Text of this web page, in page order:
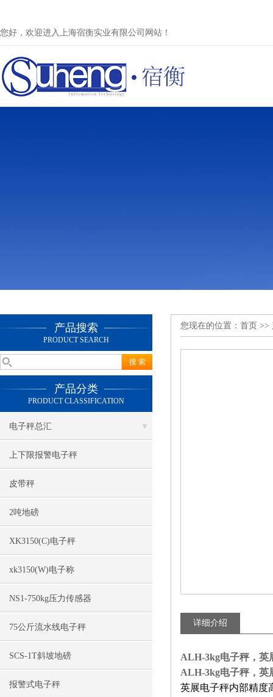
您好，欢迎进入上海宿衡实业有限公司网站！
产品搜索
PRODUCT SEARCH
产品分类
PRODUCT CLASSIFICATION
电子秤总汇
上下限报警电子秤
皮带秤
2吨地磅
XK3150(C)电子秤
xk3150(W)电子称
NS1-750kg压力传感器
75公斤流水线电子秤
SCS-1T斜坡地磅
报警式电子秤
您现在的位置： 首页 >>
详细介绍
ALH-3kg电子秤，英
ALH-3kg电子秤，英
英展电子秤内部精度